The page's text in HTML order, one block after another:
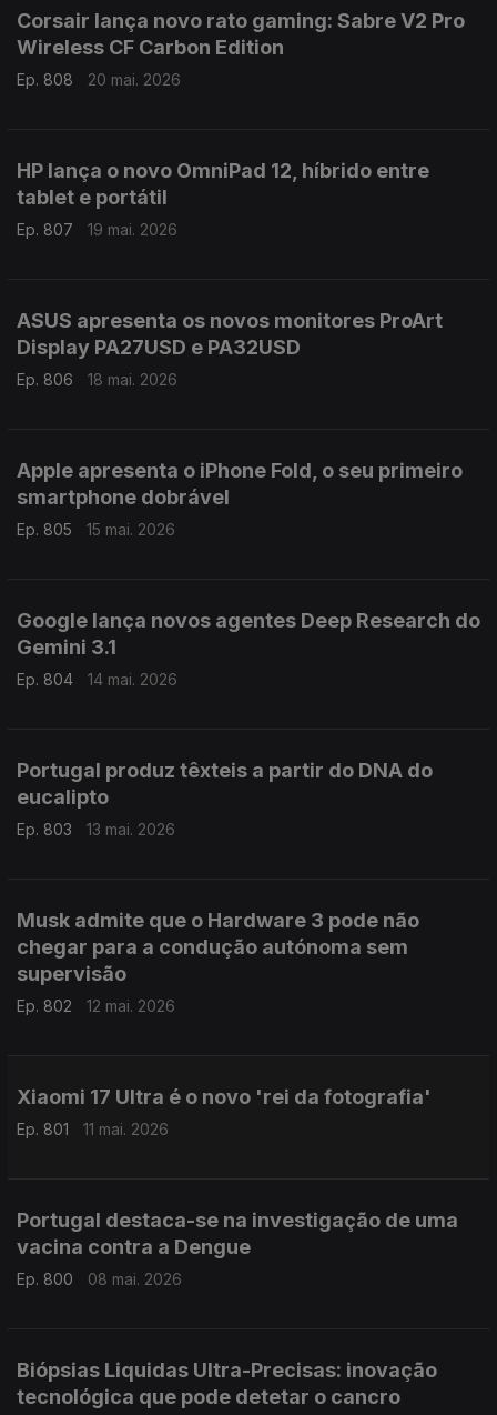
Corsair lança novo rato gaming: Sabre V2 Pro
Wireless CF Carbon Edition
Ep. 808 20 mai. 2026
HP lança o novo OmniPad 12, híbrido entre
tablet e portátil
Ep. 807 19 mai. 2026
ASUS apresenta os novos monitores ProArt
Display PA27USD e PA32USD
Ep. 806 18 mai. 2026
Apple apresenta o iPhone Fold, o seu primeiro
smartphone dobrável
Ep. 805 15 mai. 2026
Google lança novos agentes Deep Research do
Gemini 3.1
Ep. 804 14 mai. 2026
Portugal produz têxteis a partir do DNA do
eucalipto
Ep. 803 13 mai. 2026
Musk admite que o Hardware 3 pode não
chegar para a condução autónoma sem
supervisão
Ep. 802 12 mai. 2026
Xiaomi 17 Ultra é o novo 'rei da fotografia'
Ep. 801 11 mai. 2026
Portugal destaca-se na investigação de uma
vacina contra a Dengue
Ep. 800 08 mai. 2026
Biópsias Liquidas Ultra-Precisas: inovação
tecnológica que pode detetar o cancro